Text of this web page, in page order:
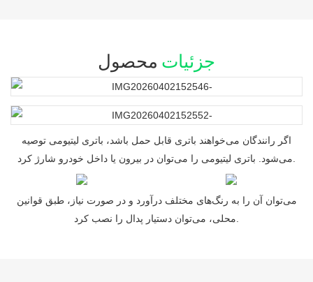
جزئیات محصول
اگر رانندگان می‌خواهند باتری قابل حمل باشد، باتری لیتیومی توصیه
می‌شود. باتری لیتیومی را می‌توان در بیرون یا داخل خودرو شارژ کرد.
می‌توان آن را به رنگ‌های مختلف درآورد و در صورت نیاز، طبق قوانین